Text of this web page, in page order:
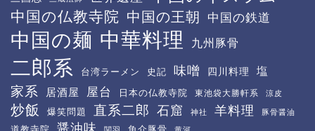
中国の仏教寺院 中国の王朝 中国の鉄道
中国の麺 中華料理 九州豚骨
二郎系 台湾ラーメン 史記 味噌 四川料理 塩
家系 居酒屋 屋台 日本の仏教寺院 東池袋大勝軒系 涼皮
炒飯 爆笑問題 直系二郎 石窟 神社 羊料理 豚骨醤油
醤油味 関羽 黄河